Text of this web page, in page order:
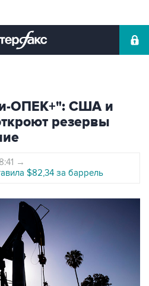
ОПЕК+": США и
резервы
→
$82,34 за баррель